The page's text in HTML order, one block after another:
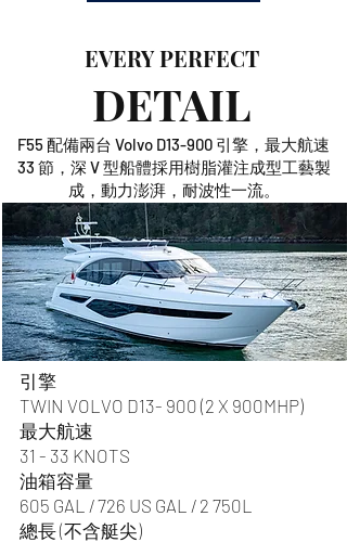
EVERY PERFECT
DETAIL
F55 配備兩台 Volvo D13-900 引擎，最大航速
33 節，深 V 型船體採用樹脂灌注成型工藝製
成，動力澎湃，耐波性一流。
引擎
TWIN VOLVO D13- 900 (2 X 900MHP)
最大航速
31 - 33 KNOTS
油箱容量
605 GAL / 726 US GAL / 2 750L
總長 (不含艇尖)